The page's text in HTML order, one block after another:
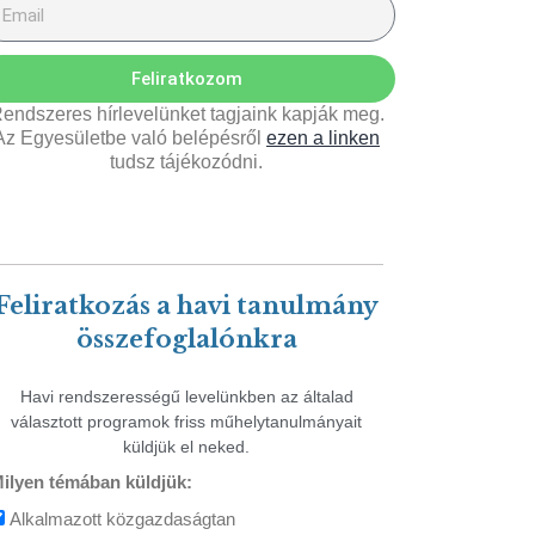
Feliratkozom
hírlevelünket tagjaink kapják meg.
Egyesületbe való belépésről ezen a linken
tudsz tájékozódni.
a havi tanulmány
összefoglalónkra
Havi rendszerességű levelünkben az általad
választott programok friss műhelytanulmányait
küldjük el neked.
témában küldjük:
Alkalmazott közgazdaságtan